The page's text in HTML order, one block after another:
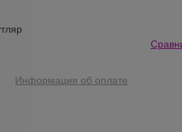
Информация об оплате